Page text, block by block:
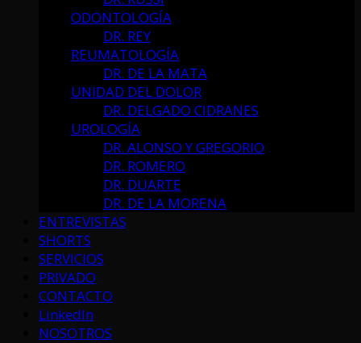
ODONTOLOGÍA
DR. REY
REUMATOLOGÍA
DR. DE LA MATA
UNIDAD DEL DOLOR
DR. DELGADO CIDRANES
UROLOGÍA
DR. ALONSO Y GREGORIO
DR. ROMERO
DR. DUARTE
DR. DE LA MORENA
ENTREVISTAS
SHORTS
SERVICIOS
PRIVADO
CONTACTO
LinkedIn
NOSOTROS